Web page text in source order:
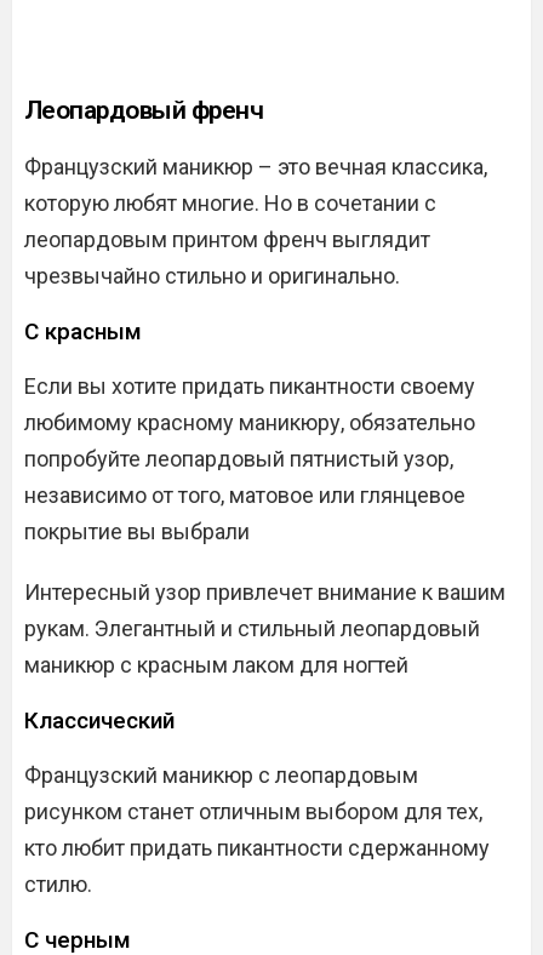
Леопардовый френч
Французский маникюр – это вечная классика,
которую любят многие. Но в сочетании с
леопардовым принтом френч выглядит
чрезвычайно стильно и оригинально.
С красным
Если вы хотите придать пикантности своему
любимому красному маникюру, обязательно
попробуйте леопардовый пятнистый узор,
независимо от того, матовое или глянцевое
покрытие вы выбрали
Интересный узор привлечет внимание к вашим
рукам. Элегантный и стильный леопардовый
маникюр с красным лаком для ногтей
Классический
Французский маникюр с леопардовым
рисунком станет отличным выбором для тех,
кто любит придать пикантности сдержанному
стилю.
С черным